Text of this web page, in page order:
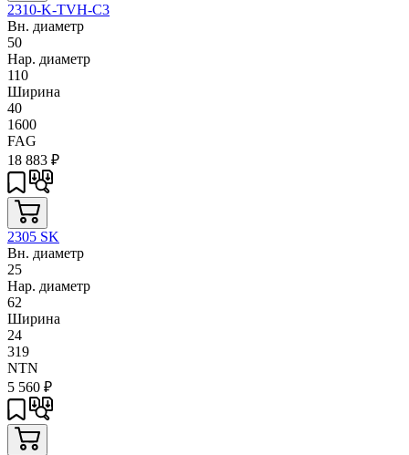
2310-K-TVH-C3
Вн. диаметр
50
Нар. диаметр
110
Ширина
40
1600
FAG
18 883 ₽
2305 SK
Вн. диаметр
25
Нар. диаметр
62
Ширина
24
319
NTN
5 560 ₽